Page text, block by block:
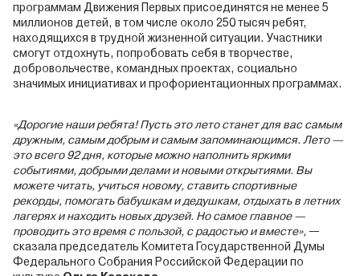
программам Движения Первых присоединятся не менее 5
миллионов детей, в том числе около 250 тысяч ребят,
находящихся в трудной жизненной ситуации. Участники
смогут отдохнуть, попробовать себя в творчестве,
добровольчестве, командных проектах, социально
значимых инициативах и профориентационных программах.
«Дорогие наши ребята! Пусть это лето станет для вас самым
дружным, самым добрым и самым запоминающимся. Лето —
это всего 92 дня, которые можно наполнить яркими
событиями, добрыми делами и новыми открытиями. Вы
можете читать, учиться новому, ставить спортивные
рекорды, помогать бабушкам и дедушкам, отдыхать в летних
лагерях и находить новых друзей. Но самое главное —
проводить это время с пользой, с радостью и вместе», —
сказала председатель Комитета Государственной Думы
Федерального Собрания Российской Федерации по